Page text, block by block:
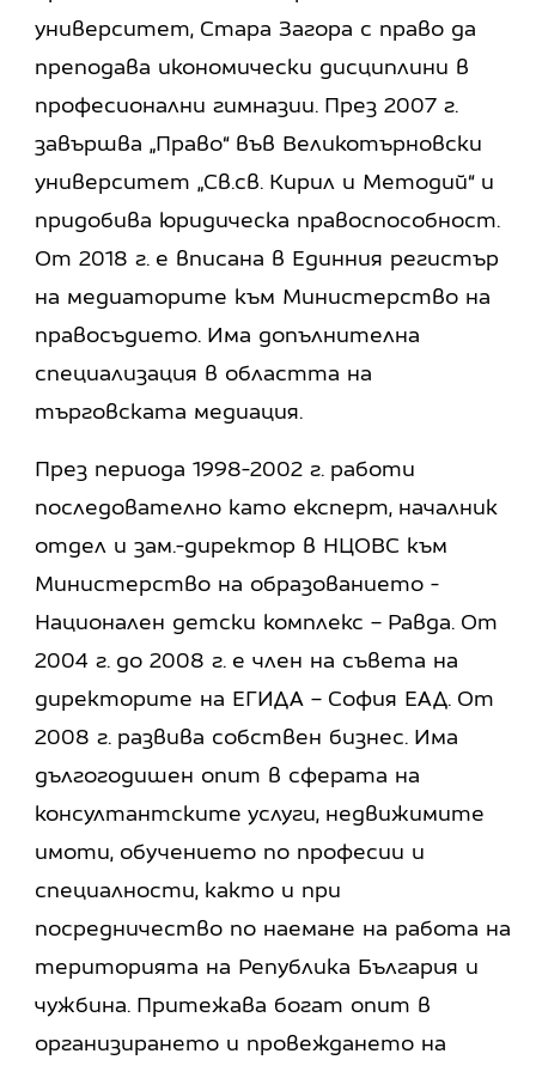
университет, Стара Загора с право да
преподава икономически дисциплини в
професионални гимназии. През 2007 г.
завършва „Право“ във Великотърновски
университет „Св.св. Кирил и Методий“ и
придобива юридическа правоспособност.
От 2018 г. е вписана в Единния регистър
на медиаторите към Министерство на
правосъдието. Има допълнителна
специализация в областта на
търговската медиация.
През периода 1998-2002 г. работи
последователно като експерт, началник
отдел и зам.-директор в НЦОВС към
Министерство на образованието -
Национален детски комплекс – Равда. От
2004 г. до 2008 г. е член на съвета на
директорите на ЕГИДА – София ЕАД. От
2008 г. развива собствен бизнес. Има
дългогодишен опит в сферата на
консултантските услуги, недвижимите
имоти, обучението по професии и
специалности, както и при
посредничество по наемане на работа на
територията на Република България и
чужбина. Притежава богат опит в
организирането и провеждането на